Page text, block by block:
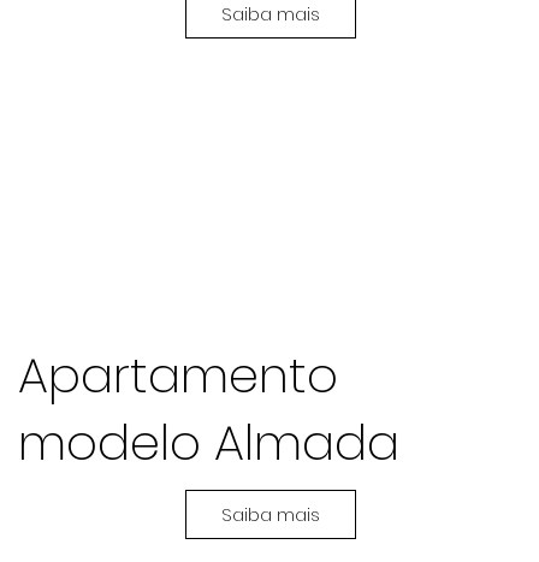
Saiba mais
Apartamento
modelo Almada
Saiba mais